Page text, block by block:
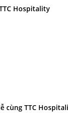
Hospitality
cùng TTC